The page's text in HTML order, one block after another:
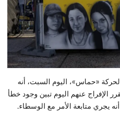
لحركة «حماس»، اليوم السبت، أنه
الإفراج عنهم اليوم تبين وجود خطأ
يجري متابعة الأمر مع الوسطاء.